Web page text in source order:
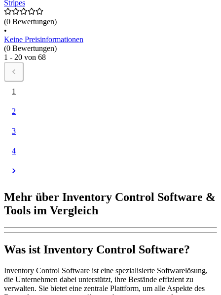
Stripes
(0 Bewertungen)
•
Keine Preisinformationen
(0 Bewertungen)
1 - 20 von 68
1
2
3
4
Mehr über Inventory Control Software &
Tools im Vergleich
Was ist Inventory Control Software?
Inventory Control Software ist eine spezialisierte Softwarelösung,
die Unternehmen dabei unterstützt, ihre Bestände effizient zu
verwalten. Sie bietet eine zentrale Plattform, um alle Aspekte des